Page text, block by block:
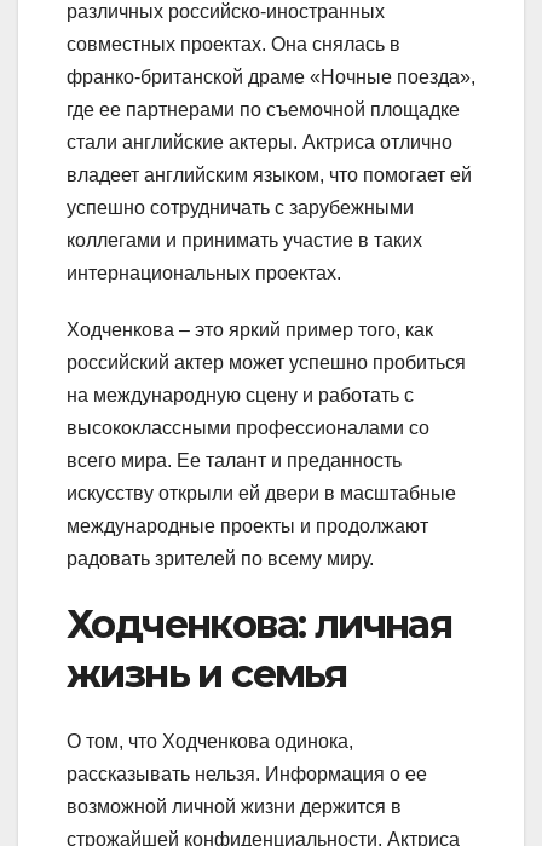
различных российско-иностранных
совместных проектах. Она снялась в
франко-британской драме «Ночные поезда»,
где ее партнерами по съемочной площадке
стали английские актеры. Актриса отлично
владеет английским языком, что помогает ей
успешно сотрудничать с зарубежными
коллегами и принимать участие в таких
интернациональных проектах.
Ходченкова – это яркий пример того, как
российский актер может успешно пробиться
на международную сцену и работать с
высококлассными профессионалами со
всего мира. Ее талант и преданность
искусству открыли ей двери в масштабные
международные проекты и продолжают
радовать зрителей по всему миру.
Ходченкова: личная
жизнь и семья
О том, что Ходченкова одинока,
рассказывать нельзя. Информация о ее
возможной личной жизни держится в
строжайшей конфиденциальности. Актриса